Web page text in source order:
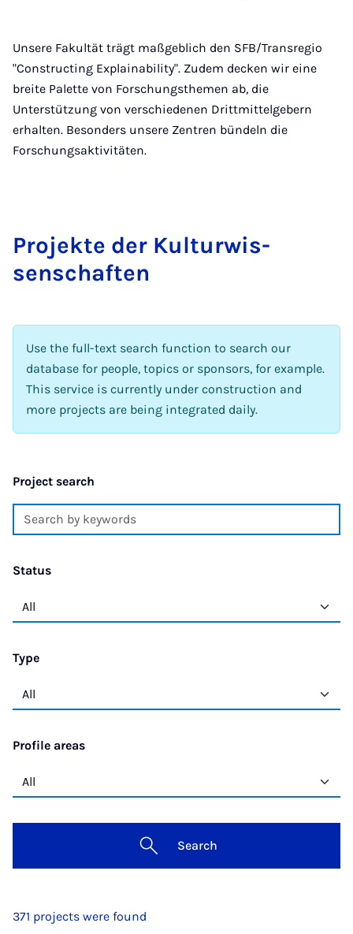
Unsere Fakultät trägt maßgeblich den SFB/Transregio
"Constructing Explainability". Zudem decken wir eine
breite Palette von Forschungsthemen ab, die
Unterstützung von verschiedenen Drittmittelgebern
erhalten. Besonders unsere Zentren bündeln die
Forschungsaktivitäten.
Pro­jekte der Kul­tur­wis­
senschaften
Use the full-text search function to search our
database for people, topics or sponsors, for example.
This service is currently under construction and
more projects are being integrated daily.
Project search
Status
Type
Profile areas
Search
371 projects were found